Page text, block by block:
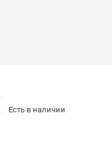
Есть в наличии